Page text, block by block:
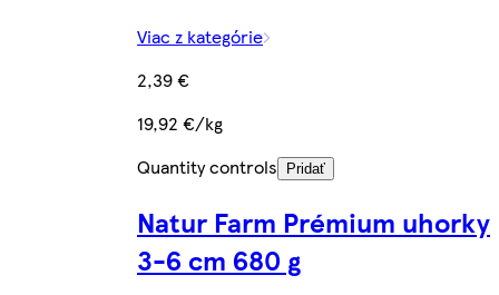
Viac z kategórie
2,39 €
19,92 €/kg
Quantity controls
Pridať
Natur Farm Prémium uhorky
3-6 cm 680 g